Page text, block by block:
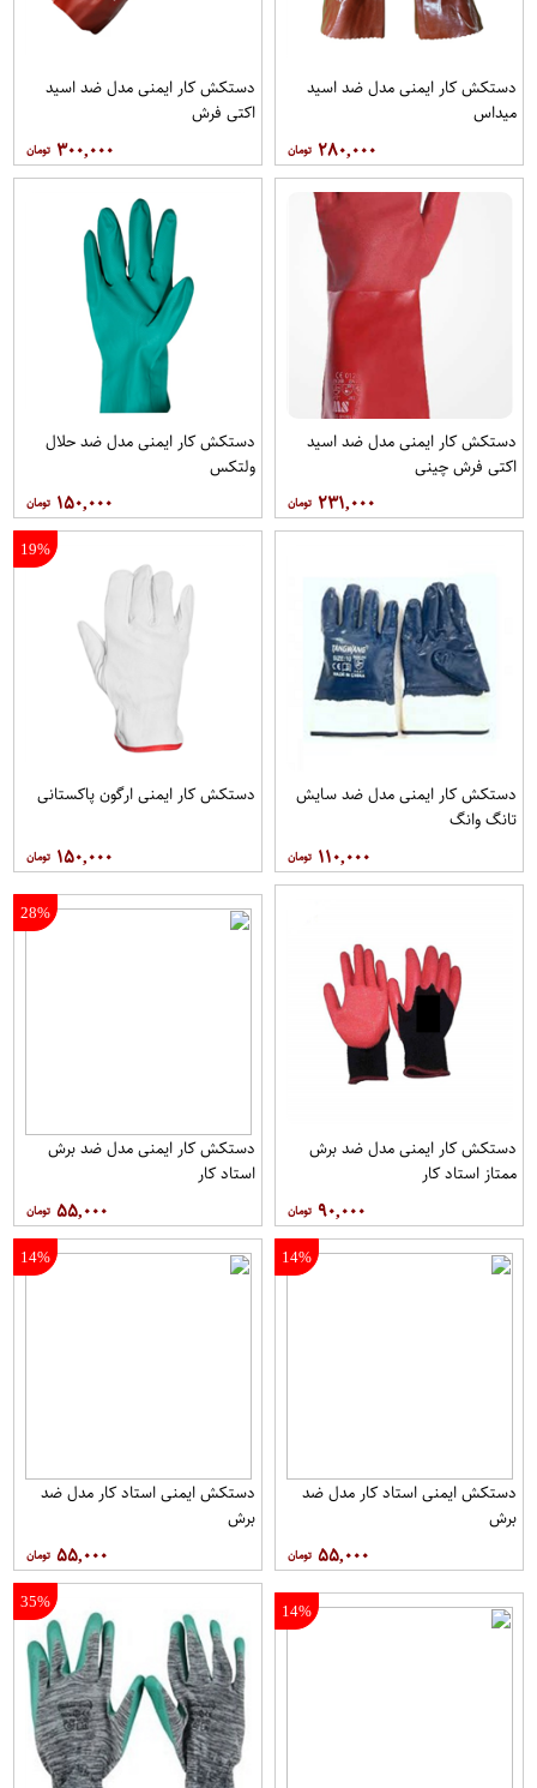
دستکش کار ایمنی مدل ضد اسید
میداس
۲۸۰,۰۰۰
دستکش کار ایمنی مدل ضد اسید
اکتی فرش
۳۰۰,۰۰۰
دستکش کار ایمنی مدل ضد اسید
اکتی فرش چینی
۲۳۱,۰۰۰
دستکش کار ایمنی مدل ضد حلال
ولتکس
۱۵۰,۰۰۰
دستکش کار ایمنی مدل ضد سایش
تانگ وانگ
۱۱۰,۰۰۰
19%
دستکش کار ایمنی ارگون پاکستانی
۱۵۰,۰۰۰
دستکش کار ایمنی مدل ضد برش
ممتاز استاد کار
۹۰,۰۰۰
28%
دستکش کار ایمنی مدل ضد برش
استاد کار
۵۵,۰۰۰
14%
دستکش ایمنی استاد کار مدل ضد
برش
۵۵,۰۰۰
14%
دستکش ایمنی استاد کار مدل ضد
برش
۵۵,۰۰۰
14%
35%